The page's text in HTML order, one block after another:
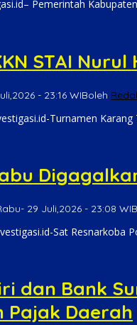
Pemerintah
STAI
- 23:16 WIBoleh
Turnamen
29 Juli,2026 - 23:08 WIB
Sat Resnarkoba
dan Bank
Pajak Daerah